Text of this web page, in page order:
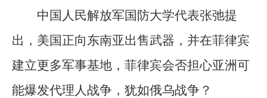
中国人民解放军国防大学代表张弛提
出，美国正向东南亚出售武器，并在菲律宾
建立更多军事基地，菲律宾会否担心亚洲可
能爆发代理人战争，犹如俄乌战争？